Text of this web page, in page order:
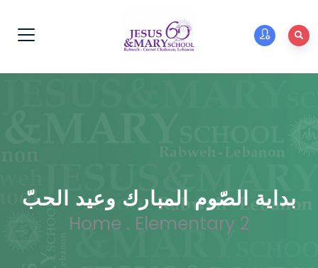
بداية الصّوم المبارك وعيد الحبّ
Home . Elementary 2